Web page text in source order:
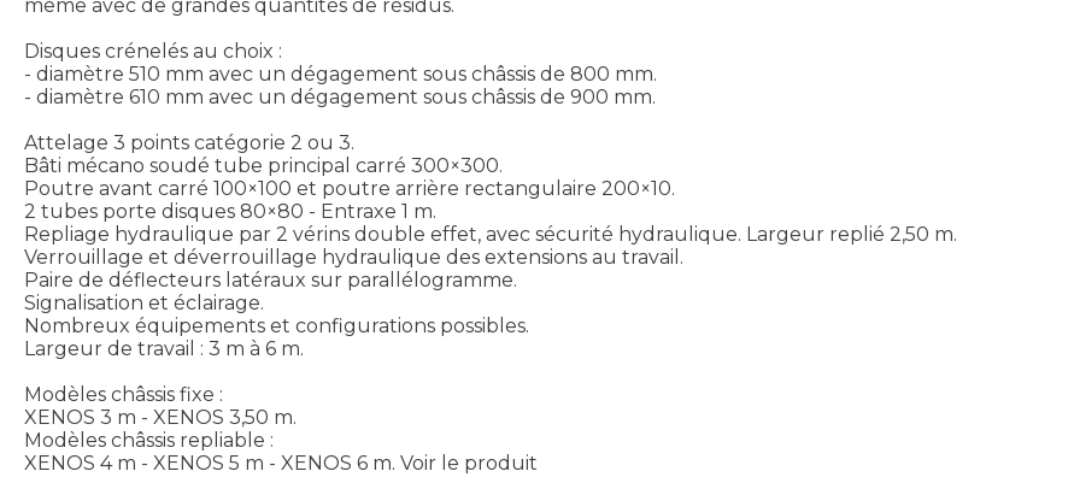
même avec de grandes quantités de résidus.
Disques crénelés au choix :
- diamètre 510 mm avec un dégagement sous châssis de 800 mm.
- diamètre 610 mm avec un dégagement sous châssis de 900 mm.
Attelage 3 points catégorie 2 ou 3.
Bâti mécano soudé tube principal carré 300×300.
Poutre avant carré 100×100 et poutre arrière rectangulaire 200×10.
2 tubes porte disques 80×80 - Entraxe 1 m.
Repliage hydraulique par 2 vérins double effet, avec sécurité hydraulique. Largeur replié 2,50 m.
Verrouillage et déverrouillage hydraulique des extensions au travail.
Paire de déflecteurs latéraux sur parallélogramme.
Signalisation et éclairage.
Nombreux équipements et configurations possibles.
Largeur de travail : 3 m à 6 m.
Modèles châssis fixe :
XENOS 3 m - XENOS 3,50 m.
Modèles châssis repliable :
XENOS 4 m - XENOS 5 m - XENOS 6 m. Voir le produit